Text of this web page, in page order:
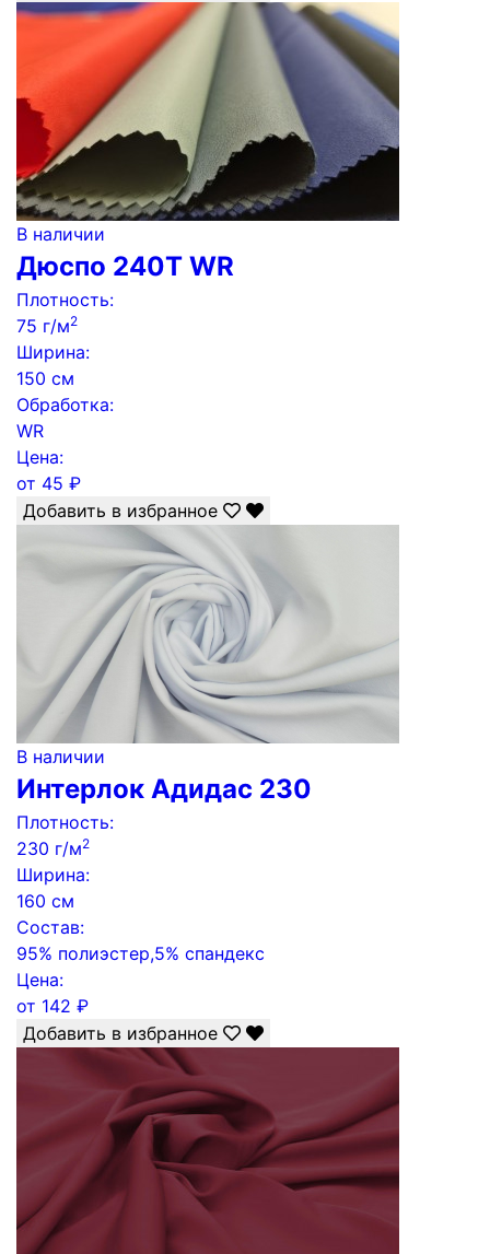
В наличии
Дюспо 240Т WR
Плотность:
75 г/м2
Ширина:
150 см
Обработка:
WR
Цена:
от 45 ₽
Добавить в избранное
В наличии
Интерлок Адидас 230
Плотность:
230 г/м2
Ширина:
160 см
Состав:
95% полиэстер,5% спандекс
Цена:
от 142 ₽
Добавить в избранное